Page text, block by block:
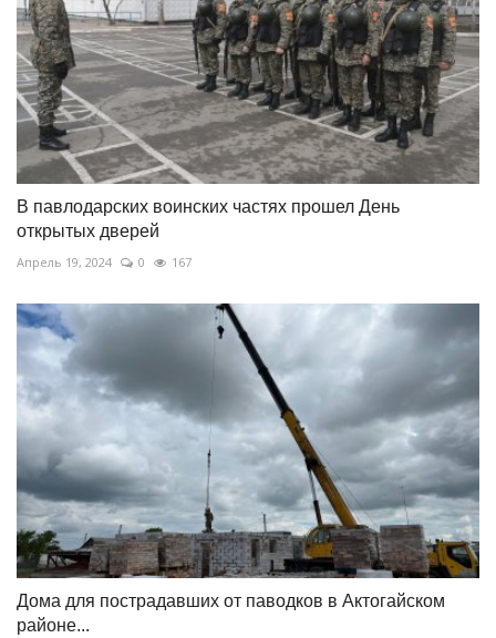
В павлодарских воинских частях прошел День
открытых дверей
Апрель 19, 2024 0 167
Дома для пострадавших от паводков в Актогайском
районе...